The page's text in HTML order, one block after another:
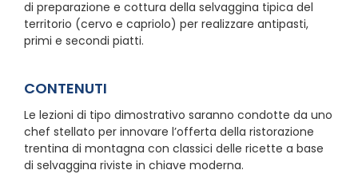
di preparazione e cottura della selvaggina tipica del
territorio (cervo e capriolo) per realizzare antipasti,
primi e secondi piatti.
CONTENUTI
Le lezioni di tipo dimostrativo saranno condotte da uno
chef stellato per innovare l’offerta della ristorazione
trentina di montagna con classici delle ricette a base
di selvaggina riviste in chiave moderna.